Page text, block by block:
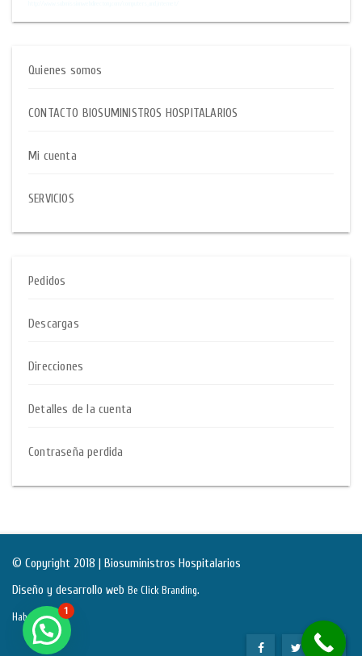
Quienes somos
CONTACTO BIOSUMINISTROS HOSPITALARIOS
Mi cuenta
SERVICIOS
Pedidos
Descargas
Direcciones
Detalles de la cuenta
Contraseña perdida
© Copyright 2018 | Biosuministros Hospitalarios
Diseño y desarrollo web Be Click Branding.
Habeas Data
1